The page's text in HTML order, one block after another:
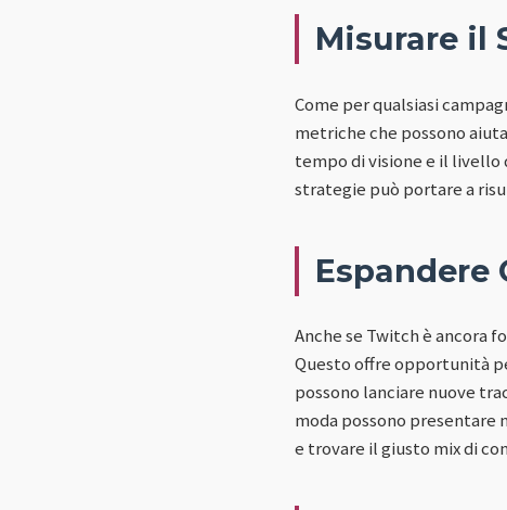
Misurare il
Come per qualsiasi
metriche che possono
tempo di visione e il
strategie può portare a
Espandere
Anche se Twitch è ancora
Questo offre opportunità
possono lanciare nuove
moda possono
e trovare il giusto mix di